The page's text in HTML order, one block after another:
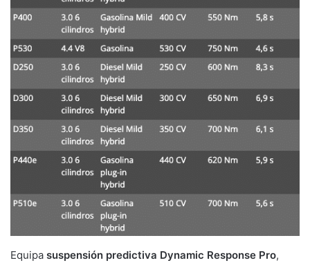
Equipa suspensión predictiva Dynamic Response Pro,